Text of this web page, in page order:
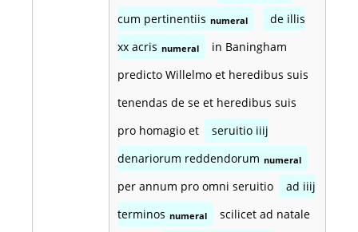
cum pertinentiis numeral
de illis
xx acris numeral
in Baningham
predicto Willelmo et heredibus suis
tenendas de se et heredibus suis
pro homagio et
seruitio iiij
denariorum reddendorum numeral
per annum pro omni seruitio
ad iiij
terminos numeral scilicet ad natale